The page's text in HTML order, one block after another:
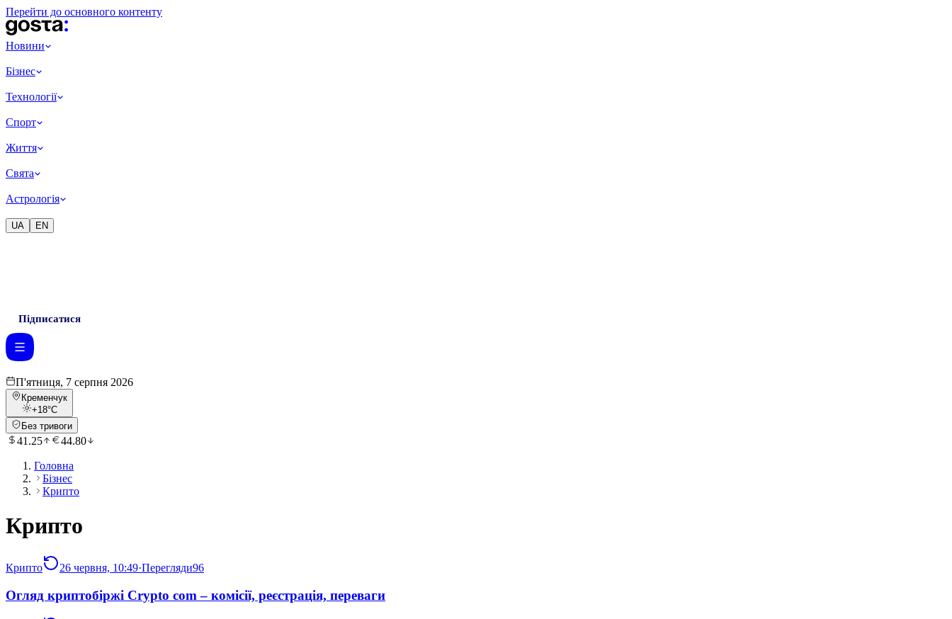
Перейти до основного контенту
Новини
Бізнес
Технології
Спорт
Життя
Свята
Астрологія
UA EN
Підписатися
П'ятниця, 7 серпня 2026
Кременчук
+18°C
Без тривоги
41.25 44.80
Головна
Бізнес
Крипто
Крипто
Крипто 26 червня, 10:49·Перегляди96
Огляд криптобіржі Crypto com – комісії, реєстрація, переваги